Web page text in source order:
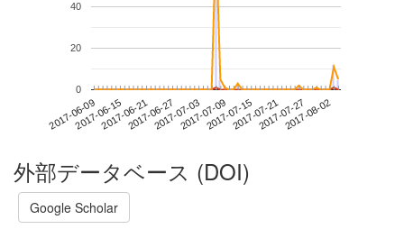
2017-06-092017-06-152017-06-212017-06-272017-07-032017-07-092017-07-152017-07-212017-07-272017-08-02
0
20
40
外部データベース (DOI)
Google Scholar